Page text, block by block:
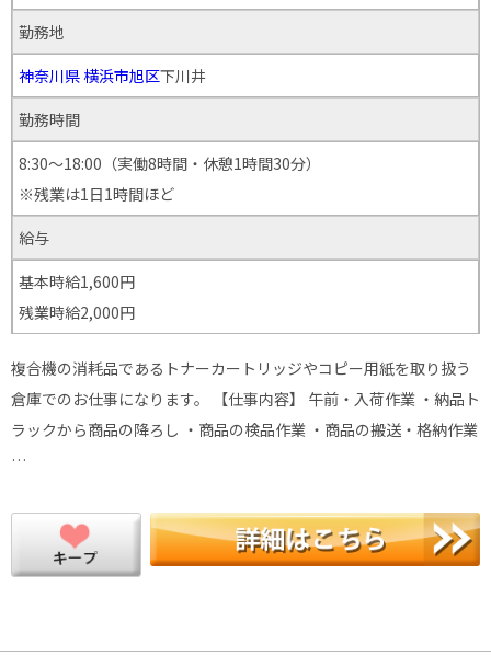
勤務地
神奈川県横浜市旭区下川井
勤務時間
8:30～18:00（実働8時間・休憩1時間30分）
※残業は1日1時間ほど
給与
基本時給1,600円
残業時給2,000円
複合機の消耗品であるトナーカートリッジやコピー用紙を取り扱う
倉庫でのお仕事になります。 【仕事内容】 午前・入荷作業 ・納品ト
ラックから商品の降ろし ・商品の検品作業 ・商品の搬送・格納作業
…